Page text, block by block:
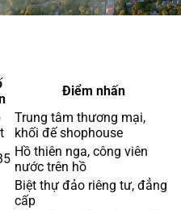
Điểm nhấn
Trung tâm thương mại,
khối đế shophouse
Hồ thiên nga, công viên
nước trên hồ
Biệt thự đảo riêng tư, đẳng
cấp